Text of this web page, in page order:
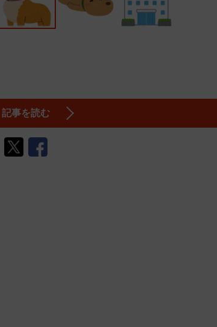
記事を読む